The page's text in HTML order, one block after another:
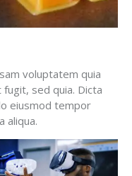
voluptatem quia
sed quia. Dicta
eiusmod tempor
aliqua.